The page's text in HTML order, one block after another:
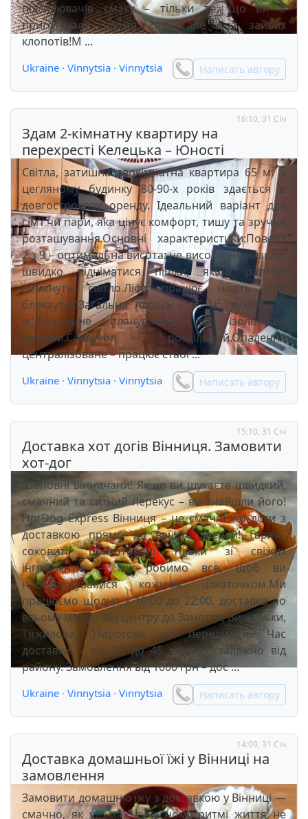
підсилювачів смаку – тільки те, що ви б
приготували вдома самі, але без зайвих
клопотів!М ...
Ukraine · Vinnytsia · Vinnytsia Написать автору
16:10, 31 Січ
Здам 2-кімнатну квартиру на
перехресті Келецька – Юності
Світла, затишна двокімнатна квартира 65 м² у
цегляному будинку 80-90-х років здається в
довгострокову оренду. Ідеальний варіант для
сім’ї чи пари, яка цінує комфорт, тишу та зручне
розташування.Основні характеристики:Поверх
2 з 9 – оптимальна висота: не високо, не низько,
швидко підніматися пішки, якщо раптом
вимкнуть світло.Ліфт працює навіть при
блекаутах!Загальна площа – 65 м², кухня – 7
м².Роздільне планування: дві ізольовані
кімнати.Санвузол роздільний.Опалення
централізоване – працює стабі ...
Ukraine · Vinnytsia · Vinnytsia Написать автору
15:10, 31 Січ
Доставка хот догів Вінниця. Замовити
хот-дог
Шановні вінничани! Якщо ви шукаєте швидкий,
смачний та ситний перекус – ви знайшли його!
HotDog Express Вінниця – це смачні хот-доги з
доставкою прямо до ваших дверей! Гарячі,
соковиті, приготовані тільки зі свіжих
інгредієнтів – ми робимо все, щоб ви
насолоджувалися кожним шматочком.Ми
працюємо щодня з 10:00 до 22:00, доставка по
всьому місту – від центру до Замостя, Вишеньки,
Тяжилова, Пирогова та передмістя. Час
доставки – від 25 до 45 хвилин, залежно від
району. Замовлення від 1000 грн – дос ...
Ukraine · Vinnytsia · Vinnytsia Написать автору
14:09, 31 Січ
Доставка домашньої їжі у Вінниці на
замовлення
Замовити домашню їжу з доставкою у Вінниці —
смачно, як удомаУ сучасному ритмі життя не